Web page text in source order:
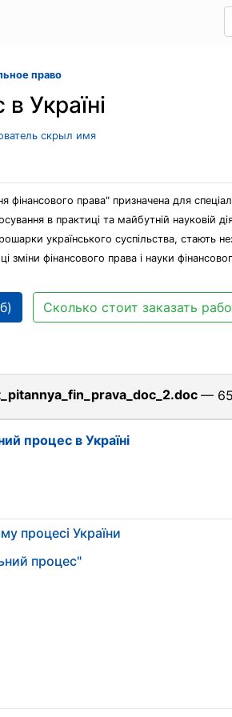
право
Україні
скрыл имя
фінансового права" призначена для
в практиці та майбутній науковій
українського суспільства, стають
зміни фінансового права і науки
Сколько стоит заказать
—
процес в Україні
процесі України
процес"